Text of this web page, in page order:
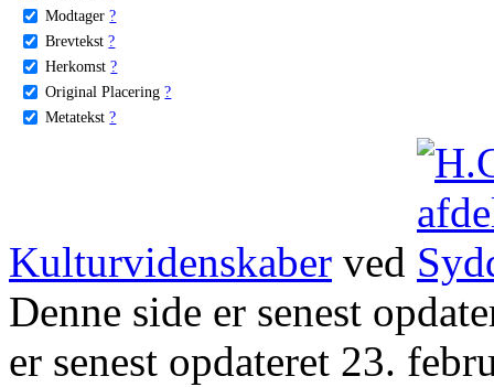
Modtager ?
Brevtekst ?
Herkomst ?
Original Placering ?
Metatekst ?
Kulturvidenskaber ved
Denne side er senest
er senest opdateret 23.